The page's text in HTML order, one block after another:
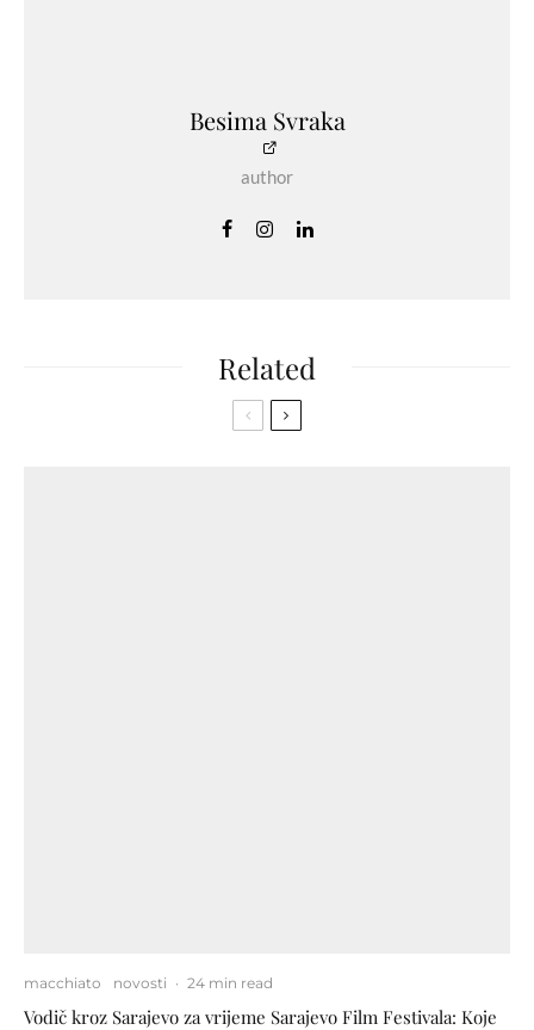
Besima Svraka
author
Related
macchiato novosti · 24 min read
Vodič kroz Sarajevo za vrijeme Sarajevo Film Festivala: Koje